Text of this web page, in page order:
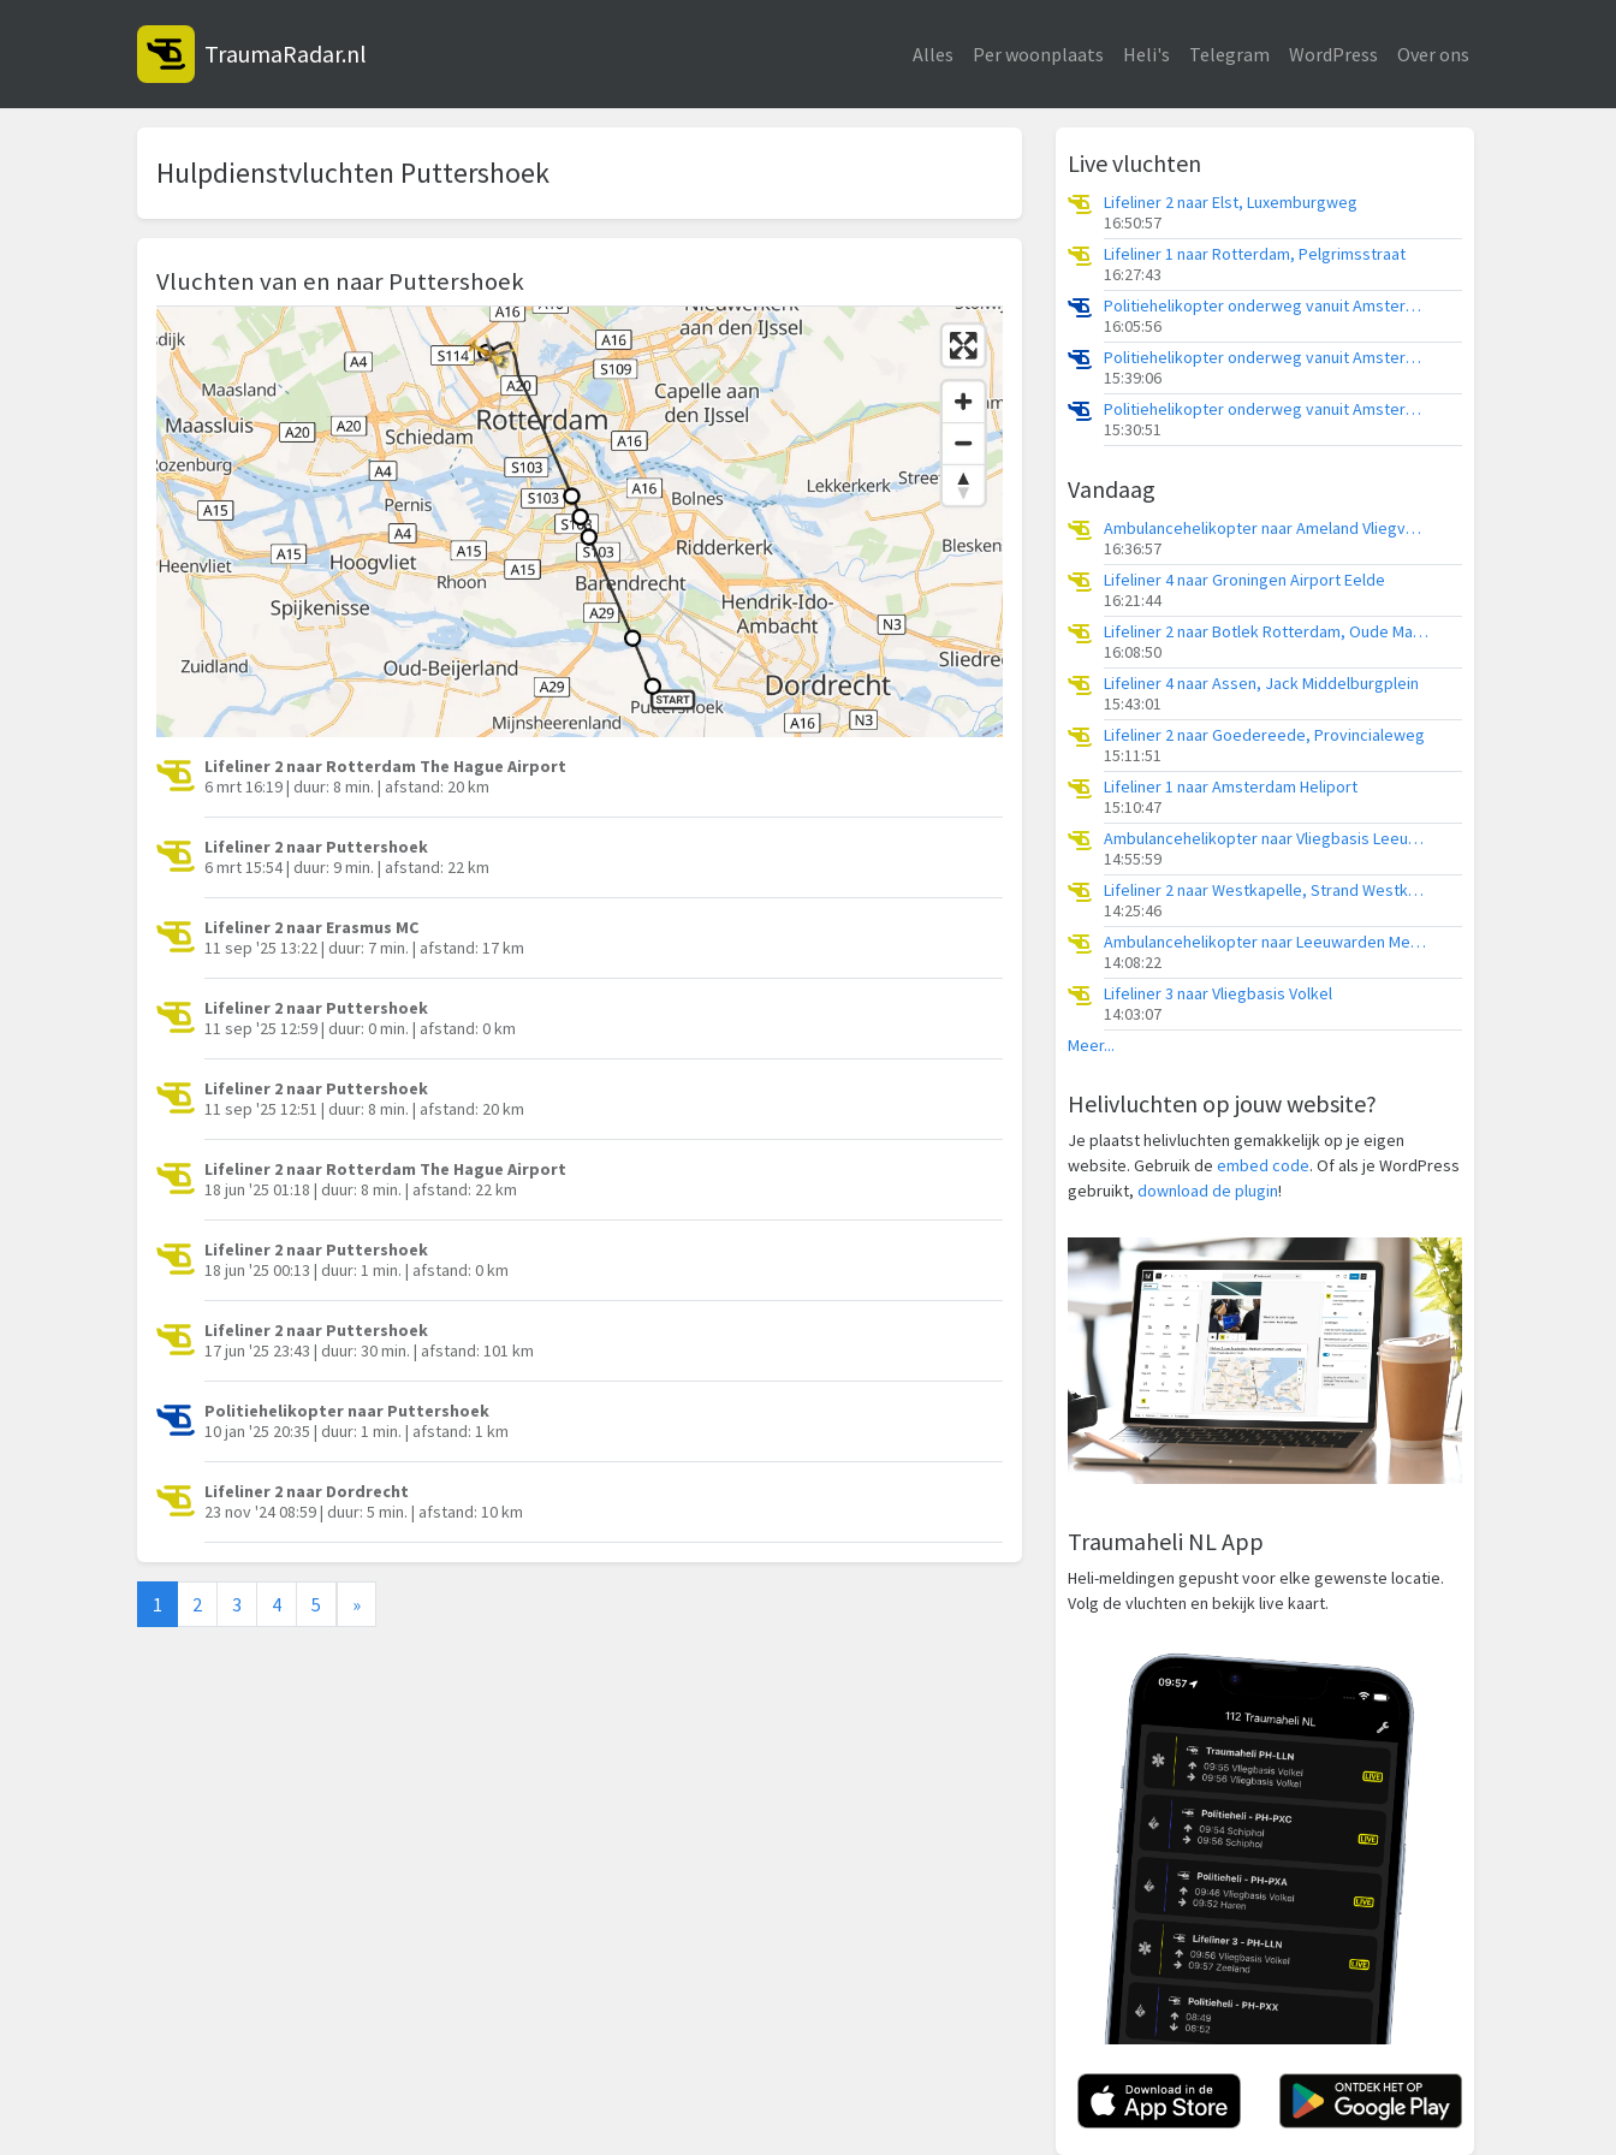
TraumaRadar.nl Alles Per woonplaats Heli's Telegram WordPress Over ons
Hulpdienstvluchten Puttershoek
Vluchten van en naar Puttershoek
Lifeliner 2 naar Rotterdam The Hague Airport
6 mrt 16:19 | duur: 8 min. | afstand: 20 km
Lifeliner 2 naar Puttershoek
6 mrt 15:54 | duur: 9 min. | afstand: 22 km
Lifeliner 2 naar Erasmus MC
11 sep '25 13:22 | duur: 7 min. | afstand: 17 km
Lifeliner 2 naar Puttershoek
11 sep '25 12:59 | duur: 0 min. | afstand: 0 km
Lifeliner 2 naar Puttershoek
11 sep '25 12:51 | duur: 8 min. | afstand: 20 km
Lifeliner 2 naar Rotterdam The Hague Airport
18 jun '25 01:18 | duur: 8 min. | afstand: 22 km
Lifeliner 2 naar Puttershoek
18 jun '25 00:13 | duur: 1 min. | afstand: 0 km
Lifeliner 2 naar Puttershoek
17 jun '25 23:43 | duur: 30 min. | afstand: 101 km
Politiehelikopter naar Puttershoek
10 jan '25 20:35 | duur: 1 min. | afstand: 1 km
Lifeliner 2 naar Dordrecht
23 nov '24 08:59 | duur: 5 min. | afstand: 10 km
1 2 3 4 5 »
Live vluchten
Lifeliner 2 naar Elst, Luxemburgweg
16:50:57
Lifeliner 1 naar Rotterdam, Pelgrimsstraat
16:27:43
Politiehelikopter onderweg vanuit Amsterdam Vliegveld Schiphol
16:05:56
Politiehelikopter onderweg vanuit Amsterdam Vliegveld Schiphol
15:39:06
Politiehelikopter onderweg vanuit Amsterdam Vliegveld Schiphol
15:30:51
Vandaag
Ambulancehelikopter naar Ameland Vliegveld Ballum
16:36:57
Lifeliner 4 naar Groningen Airport Eelde
16:21:44
Lifeliner 2 naar Botlek Rotterdam, Oude Maasweg
16:08:50
Lifeliner 4 naar Assen, Jack Middelburgplein
15:43:01
Lifeliner 2 naar Goedereede, Provincialeweg
15:11:51
Lifeliner 1 naar Amsterdam Heliport
15:10:47
Ambulancehelikopter naar Vliegbasis Leeuwarden
14:55:59
Lifeliner 2 naar Westkapelle, Strand Westkapelle
14:25:46
Ambulancehelikopter naar Leeuwarden Medical Center Heliport
14:08:22
Lifeliner 3 naar Vliegbasis Volkel
14:03:07
Meer...
Helivluchten op jouw website?
Je plaatst helivluchten gemakkelijk op je eigen
website. Gebruik de embed code. Of als je WordPress
gebruikt, download de plugin!
Traumaheli NL App
Heli-meldingen gepusht voor elke gewenste locatie.
Volg de vluchten en bekijk live kaart.